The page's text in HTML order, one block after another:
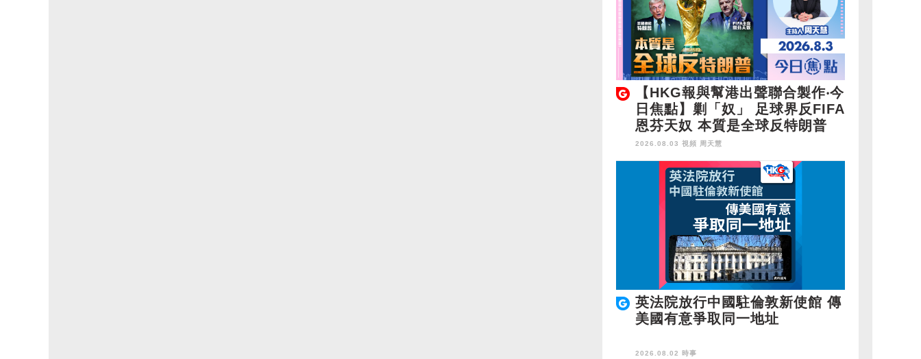
【HKG報與幫港出聲聯合製作‧今
日焦點】剿「奴」 足球界反FIFA
恩芬天奴 本質是全球反特朗普
2026.08.03 視頻 周天慧
英法院放行中國駐倫敦新使館 傳
美國有意爭取同一地址
2026.08.02 時事